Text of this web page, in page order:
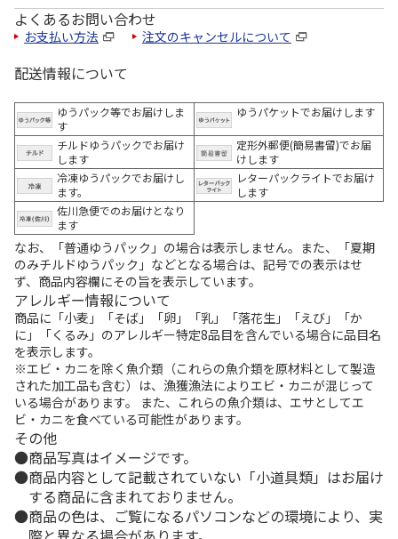
よくあるお問い合わせ
お支払い方法 注文のキャンセルについて
配送情報について
ゆうパック等でお届けしま
す
ゆうパケットでお届けします
チルドゆうパックでお届け
します
定形外郵便(簡易書留)でお届
けします
冷凍ゆうパックでお届けし
ます。
レターパックライトでお届け
します
佐川急便でのお届けとなり
ます
なお、「普通ゆうパック」の場合は表示しません。また、「夏期
のみチルドゆうパック」などとなる場合は、記号での表示はせ
ず、商品内容欄にその旨を表示しています。
アレルギー情報について
商品に「小麦」「そば」「卵」「乳」「落花生」「えび」「か
に」「くるみ」のアレルギー特定8品目を含んでいる場合に品目名
を表示します。
※エビ・カニを除く魚介類（これらの魚介類を原材料として製造
された加工品も含む）は、漁獲漁法によりエビ・カニが混じって
いる場合があります。 また、これらの魚介類は、エサとしてエ
ビ・カニを食べている可能性があります。
その他
商品写真はイメージです。
商品内容として記載されていない「小道具類」はお届け
する商品に含まれておりません。
商品の色は、ご覧になるパソコンなどの環境により、実